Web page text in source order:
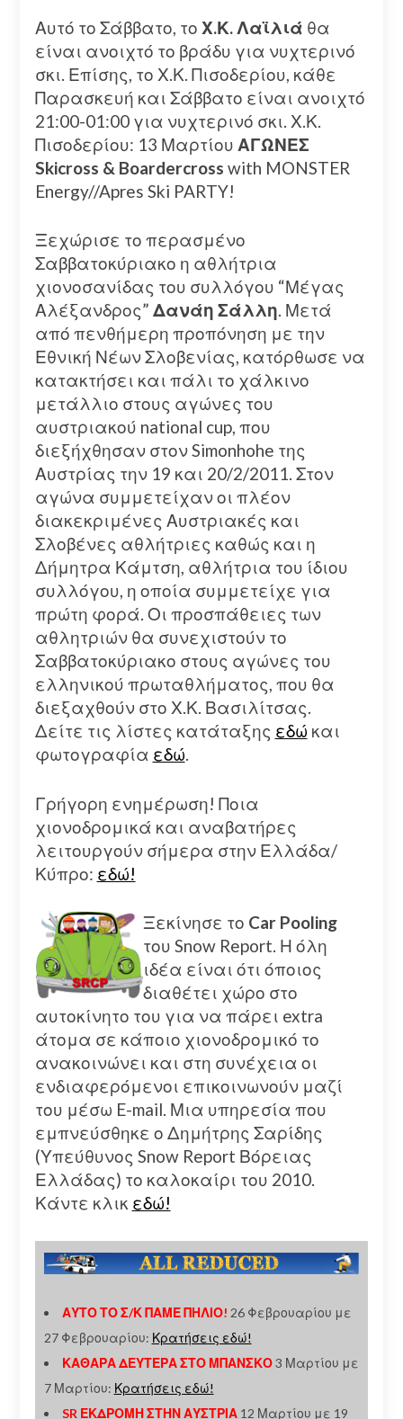
Αυτό το Σάββατο, το Χ.Κ. Λαϊλιά θα
είναι ανοιχτό το βράδυ για νυχτερινό
σκι. Επίσης, το Χ.Κ. Πισοδερίου, κάθε
Παρασκευή και Σάββατο είναι ανοιχτό
21:00-01:00 για νυχτερινό σκι. Χ.Κ.
Πισοδερίου: 13 Μαρτίου ΑΓΩΝΕΣ
Skicross & Boardercross with MONSTER
Energy//Apres Ski PARTY!
Ξεχώρισε το περασμένο
Σαββατοκύριακο η αθλήτρια
χιονοσανίδας του συλλόγου “Μέγας
Αλέξανδρος” Δανάη Σάλλη. Μετά
από πενθήμερη προπόνηση με την
Εθνική Νέων Σλοβενίας, κατόρθωσε να
κατακτήσει και πάλι το χάλκινο
μετάλλιο στους αγώνες του
αυστριακού national cup, που
διεξήχθησαν στον Simonhohe της
Αυστρίας την 19 και 20/2/2011. Στον
αγώνα συμμετείχαν οι πλέον
διακεκριμένες Αυστριακές και
Σλοβένες αθλήτριες καθώς και η
Δήμητρα Κάμτση, αθλήτρια του ίδιου
συλλόγου, η οποία συμμετείχε για
πρώτη φορά. Οι προσπάθειες των
αθλητριών θα συνεχιστούν το
Σαββατοκύριακο στους αγώνες του
ελληνικού πρωταθλήματος, που θα
διεξαχθούν στο Χ.Κ. Βασιλίτσας.
Δείτε τις λίστες κατάταξης εδώ και
φωτογραφία εδώ.
Γρήγορη ενημέρωση! Ποια
χιονοδρομικά και αναβατήρες
λειτουργούν σήμερα στην Ελλάδα/
Κύπρο: εδώ!
Ξεκίνησε το Car Pooling
του Snow Report. Η όλη
ιδέα είναι ότι όποιος
διαθέτει χώρο στο
αυτοκίνητο του για να πάρει extra
άτομα σε κάποιο χιονοδρομικό το
ανακοινώνει και στη συνέχεια οι
ενδιαφερόμενοι επικοινωνούν μαζί
του μέσω E-mail. Μια υπηρεσία που
εμπνεύσθηκε ο Δημήτρης Σαρίδης
(Υπεύθυνος Snow Report Βόρειας
Ελλάδας) το καλοκαίρι του 2010.
Κάντε κλικ εδώ!
ΑΥΤΟ ΤΟ Σ/Κ ΠΑΜΕ ΠΗΛΙΟ! 26 Φεβρουαρίου με
27 Φεβρουαρίου: Κρατήσεις εδώ!
ΚΑΘΑΡΑ ΔΕΥΤΕΡΑ ΣΤΟ ΜΠΑΝΣΚΟ3 Μαρτίου με
7 Μαρτίου: Κρατήσεις εδώ!
SR ΕΚΔΡΟΜΗ ΣΤΗΝ ΑΥΣΤΡΙΑ12 Μαρτίου με 19